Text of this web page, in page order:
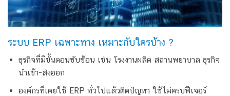
ระบบ ERP เฉพาะทาง เหมาะกับใครบ้าง ?
ธุรกิจที่มีขั้นตอนซับซ้อน เช่น โรงงานผลิต สถานพยาบาล ธุรกิจ
นำเข้า-ส่งออก
องค์กรที่เคยใช้ ERP ทั่วไปแล้วติดปัญหา ใช้ไม่ครบฟีเจอร์